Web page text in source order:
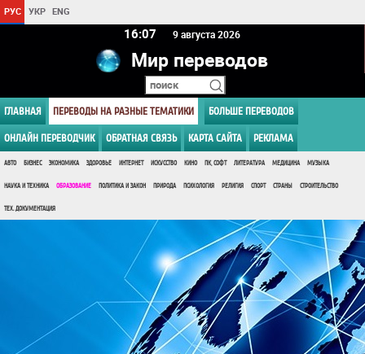
РУС УКР ENG
16 07 9 августа 2026
Мир переводов
ГЛАВНАЯ ПЕРЕВОДЫ НА РАЗНЫЕ ТЕМАТИКИ БОЛЬШЕ ПЕРЕВОДОВ
ОНЛАЙН ПЕРЕВОДЧИК ОБРАТНАЯ СВЯЗЬ КАРТА САЙТА РЕКЛАМА
АВТО БИЗНЕС ЭКОНОМИКА ЗДОРОВЬЕ ИНТЕРНЕТ ИСКУССТВО КИНО ПК, СОФТ ЛИТЕРАТУРА МЕДИЦИНА МУЗЫКА
НАУКА И ТЕХНИКА ОБРАЗОВАНИЕ ПОЛИТИКА И ЗАКОН ПРИРОДА ПСИХОЛОГИЯ РЕЛИГИЯ СПОРТ СТРАНЫ СТРОИТЕЛЬСТВО
ТЕХ. ДОКУМЕНТАЦИЯ